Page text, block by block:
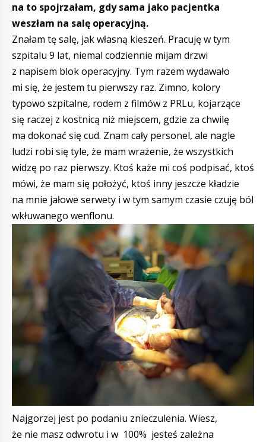
na to spojrzałam, gdy sama jako pacjentka
weszłam na salę operacyjną.
Znałam tę salę, jak własną kieszeń. Pracuję w tym
szpitalu 9 lat, niemal codziennie mijam drzwi
z napisem blok operacyjny. Tym razem wydawało
mi się, że jestem tu pierwszy raz. Zimno, kolory
typowo szpitalne, rodem z filmów z PRLu, kojarzące
się raczej z kostnicą niż miejscem, gdzie za chwilę
ma dokonać się cud. Znam cały personel, ale nagle
ludzi robi się tyle, że mam wrażenie, że wszystkich
widzę po raz pierwszy. Ktoś każe mi coś podpisać, ktoś
mówi, że mam się położyć, ktoś inny jeszcze kładzie
na mnie jałowe serwety i w tym samym czasie czuję ból
wkłuwanego wenflonu.
Najgorzej jest po podaniu znieczulenia. Wiesz,
że nie masz odwrotu i w 100% jesteś zależna